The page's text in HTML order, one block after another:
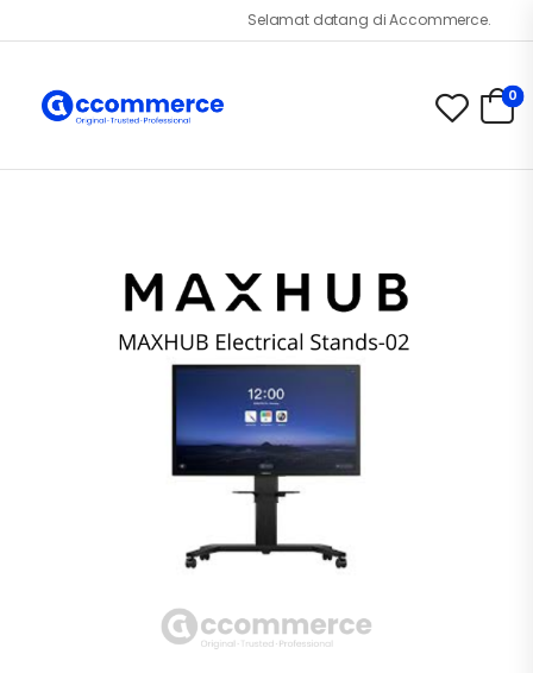
Selamat datang di Accommerce.id!
0